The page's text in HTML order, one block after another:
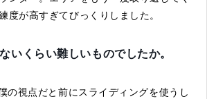
度が高すぎてびっくりしました。
いくらい難しいものでしたか。
の視点だと前にスライディングを使うし